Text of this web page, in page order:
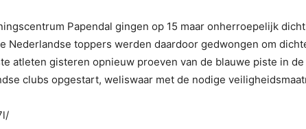
Papendal gingen op 15 maar onherroepelijk
Nederlandse toppers werden daardoor gedwongen om
atleten gisteren opnieuw proeven van de blauwe piste in
clubs opgestart, weliswaar met de nodige